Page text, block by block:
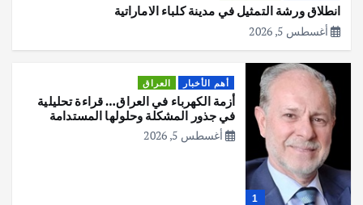
انطلاق ورشة التمثيل في مدينة كلباء الاماراتية
أغسطس 5, 2026
1
أهم الأخبار العراق
أزمة الكهرباء في العراق… قراءة تحليلية
في جذور المشكلة وحلولها المستدامة
أغسطس 5, 2026